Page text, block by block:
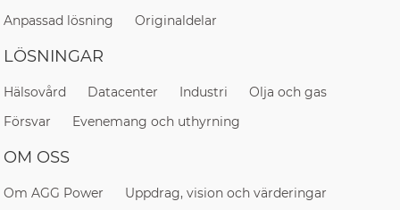
Anpassad lösning
Originaldelar
LÖSNINGAR
Hälsovård Datacenter Industri
Olja och gas
Försvar
Evenemang och uthyrning
OM OSS
Om AGG Power Uppdrag, vision och värderingar